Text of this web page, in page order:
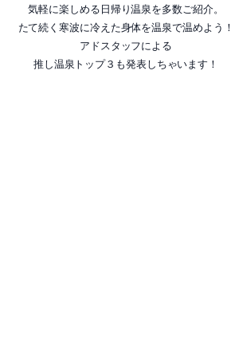
気軽に楽しめる日帰り温泉を多数ご紹介。
たて続く寒波に冷えた身体を温泉で温めよう！
アドスタッフによる
推し温泉トップ３も発表しちゃいます！